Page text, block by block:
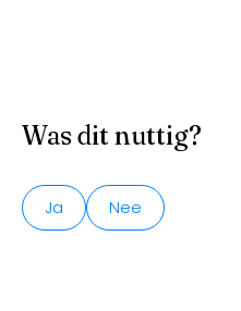
Was dit nuttig?
Ja Nee